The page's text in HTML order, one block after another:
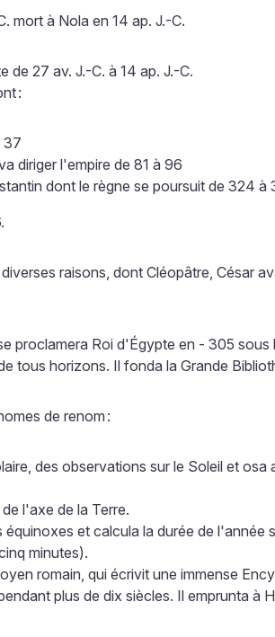
mort à Nola en 14 ap. J.-C.
de 27 av. J.-C. à 14 ap. J.-C.
:
37
diriger l'empire de 81 à 96
dont le règne se poursuit de 324 à
raisons, dont Cléopâtre, César
proclamera Roi d'Égypte en - 305 sous
tous horizons. Il fonda la Grande
de renom :
des observations sur le Soleil et osa
l'axe de la Terre.
et calcula la durée de l'année
minutes).
romain, qui écrivit une immense
plus de dix siècles. Il emprunta à